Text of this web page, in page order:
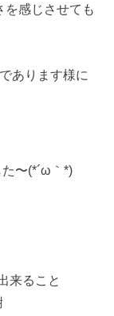
を感じさせても
あります様に
〜(*´ω｀*)
来ること